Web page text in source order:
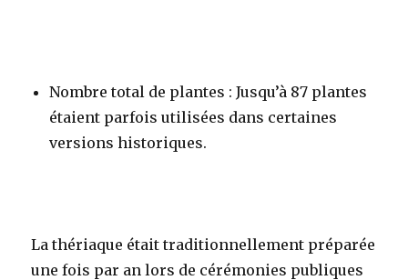
Nombre total de plantes : Jusqu’à 87 plantes
étaient parfois utilisées dans certaines
versions historiques.
La thériaque était traditionnellement préparée
une fois par an lors de cérémonies publiques